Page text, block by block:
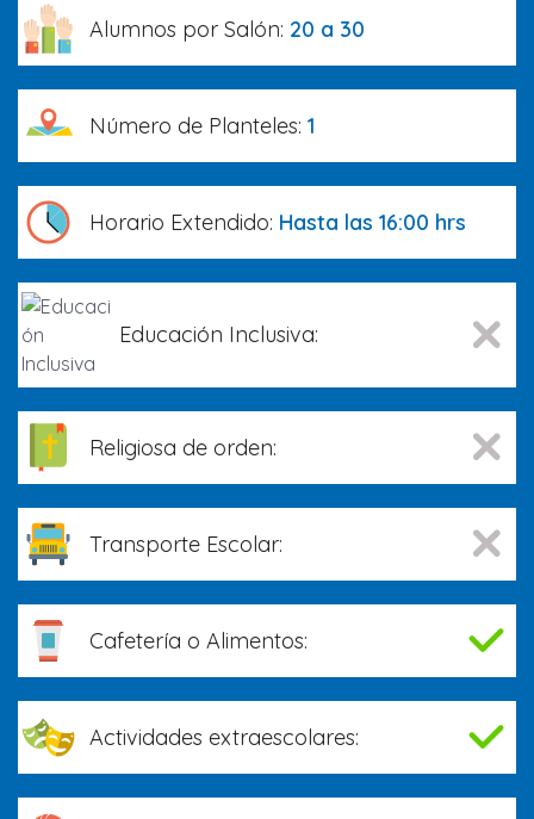
Alumnos por Salón: 20 a 30
Número de Planteles: 1
Horario Extendido: Hasta las 16:00 hrs
Educación Inclusiva:
Religiosa de orden:
Transporte Escolar:
Cafetería o Alimentos:
Actividades extraescolares: